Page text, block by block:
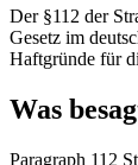
Der §112 der
Gesetz im
Haftgründe für
Was
Paragraph 112